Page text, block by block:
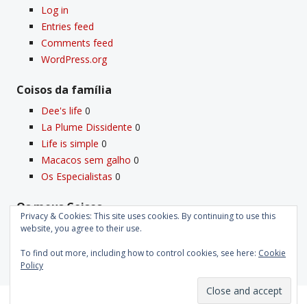
Log in
Entries feed
Comments feed
WordPress.org
Coisos da famí­lia
Dee's life 0
La Plume Dissidente 0
Life is simple 0
Macacos sem galho 0
Os Especialistas 0
Os meus Coisos
Deus0
Privacy & Cookies: This site uses cookies. By continuing to use this
website, you agree to their use.
To find out more, including how to control cookies, see here: Cookie
Policy